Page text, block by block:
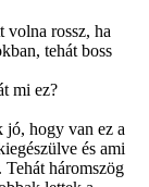
volna rossz, ha
tehát boss
mi ez?
jó, hogy van ez a
és ami
háromszög